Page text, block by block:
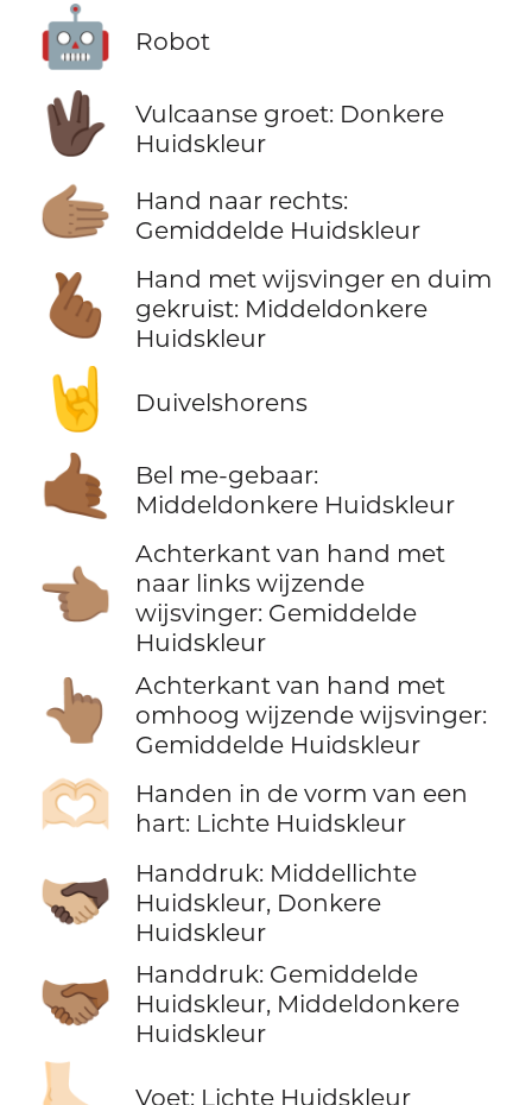
🤖 Robot
🖖🏿
Vulcaanse groet: Donkere
Huidskleur
🫱🏽
Hand naar rechts:
Gemiddelde Huidskleur
🫰🏾
Hand met wijsvinger en duim
gekruist: Middeldonkere
Huidskleur
🤘 Duivelshorens
🤙🏾
Bel me-gebaar:
Middeldonkere Huidskleur
👈🏽
Achterkant van hand met
naar links wijzende
wijsvinger: Gemiddelde
Huidskleur
👆🏽
Achterkant van hand met
omhoog wijzende wijsvinger:
Gemiddelde Huidskleur
🫶🏻
Handen in de vorm van een
hart: Lichte Huidskleur
🫱🏼‍🫲🏿
Handdruk: Middellichte
Huidskleur, Donkere
Huidskleur
🫱🏽‍🫲🏾
Handdruk: Gemiddelde
Huidskleur, Middeldonkere
Huidskleur
Voet: Lichte Huidskleur